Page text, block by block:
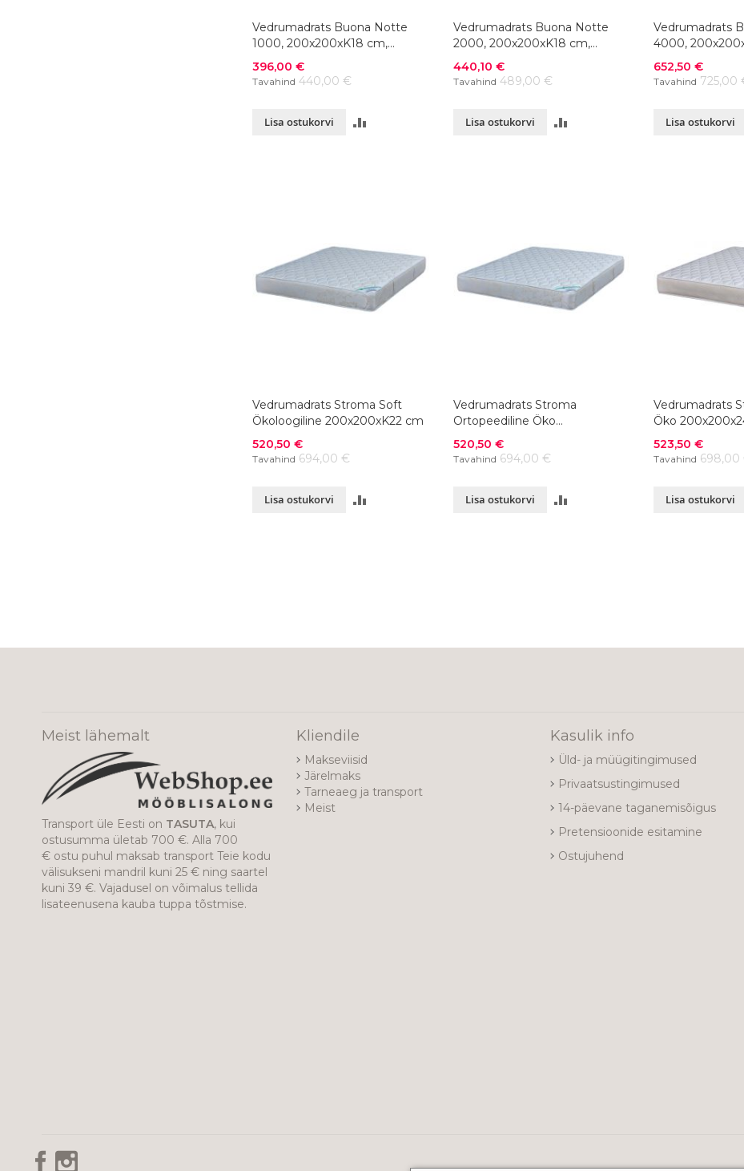
Vedrumadrats Buona Notte
1000, 200x200xK18 cm,
värvivalik
Soodushind
396,00 €
Tavahind 440,00 €
Lisa ostukorvi
Vedrumadrats Buona Notte
2000, 200x200xK18 cm,
värvivalik
Soodushind
440,10 €
Tavahind 489,00 €
Lisa ostukorvi
Vedrumadrats
4000,
värvivalik
Soodushind
652,50 €
Tavahind 725,00
Lisa ostukorvi
Vedrumadrats Stroma Soft
Ökoloogiline 200x200xK22 cm
Soodushind
520,50 €
Tavahind 694,00 €
Lisa ostukorvi
Vedrumadrats Stroma
Ortopeediline Öko
Soodushind
520,50 €
Tavahind 694,00 €
Lisa ostukorvi
Vedrumadrats
Öko
Soodushind
523,50 €
Tavahind 698,00
Lisa ostukorvi
Meist lähemalt
Transport üle Eesti on TASUTA, kui
ostusumma ületab 700 €. Alla 700
€ ostu puhul maksab transport Teie kodu
välisukseni mandril kuni 25 € ning saartel
kuni 39 €. Vajadusel on võimalus tellida
lisateenusena kauba tuppa tõstmise.
Kliendile
Makseviisid
Järelmaks
Tarneaeg ja transport
Meist
Kasulik info
Üld- ja müügitingimused
Privaatsustingimused
14-päevane taganemisõigus
Pretensioonide esitamine
Ostujuhend